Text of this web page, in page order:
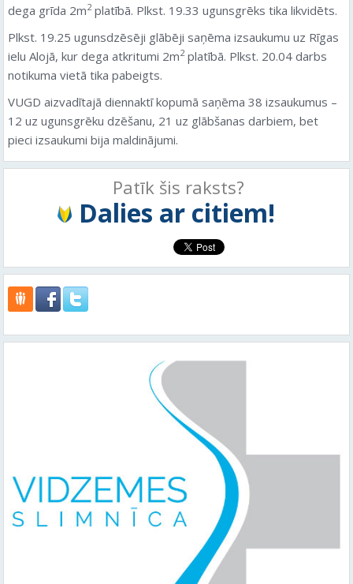
dega grīda 2m2platībā. Plkst. 19.33 ugunsgrēks tika likvidēts.
Plkst. 19.25 ugunsdzēsēji glābēji saņēma izsaukumu uz Rīgas
ielu Alojā, kur dega atkritumi 2m2platībā. Plkst. 20.04 darbs
notikuma vietā tika pabeigts.
VUGD aizvadītajā diennaktī kopumā saņēma 38 izsaukumus –
12 uz ugunsgrēku dzēšanu, 21 uz glābšanas darbiem, bet
pieci izsaukumi bija maldinājumi.
Patīk šis raksts?
Dalies ar citiem!